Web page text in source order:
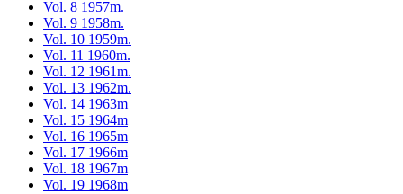
Vol. 8 1957m.
Vol. 9 1958m.
Vol. 10 1959m.
Vol. 11 1960m.
Vol. 12 1961m.
Vol. 13 1962m.
Vol. 14 1963m
Vol. 15 1964m
Vol. 16 1965m
Vol. 17 1966m
Vol. 18 1967m
Vol. 19 1968m